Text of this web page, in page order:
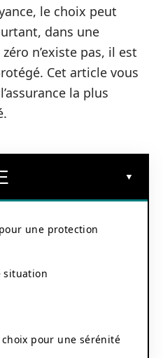
le choix peut
dans une
n’existe pas, il est
Cet article vous
la plus
une protection
situation
pour une sérénité